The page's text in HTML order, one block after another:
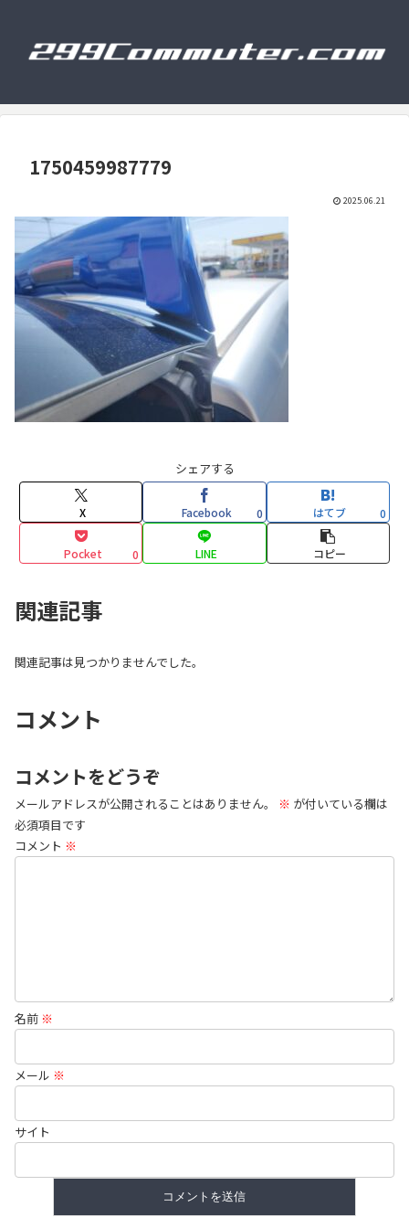
1750459987779
2025.06.21
シェアする
X Facebook 0 はてブ 0
Pocket 0 LINE コピー
関連記事
関連記事は見つかりませんでした。
コメント
コメントをどうぞ
メールアドレスが公開されることはありません。 ※ が付いている欄は
必須項目です
コメント ※
名前 ※
メール ※
サイト